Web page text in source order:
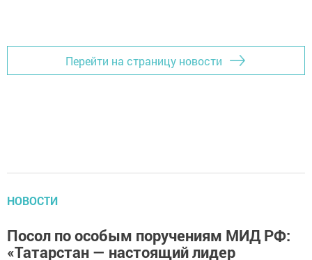
Перейти на страницу новости
НОВОСТИ
Посол по особым поручениям МИД РФ:
«Татарстан — настоящий лидер